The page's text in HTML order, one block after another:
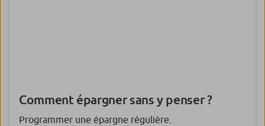
Comment épargnersans y penser ?
Programmer une épargne régulière.